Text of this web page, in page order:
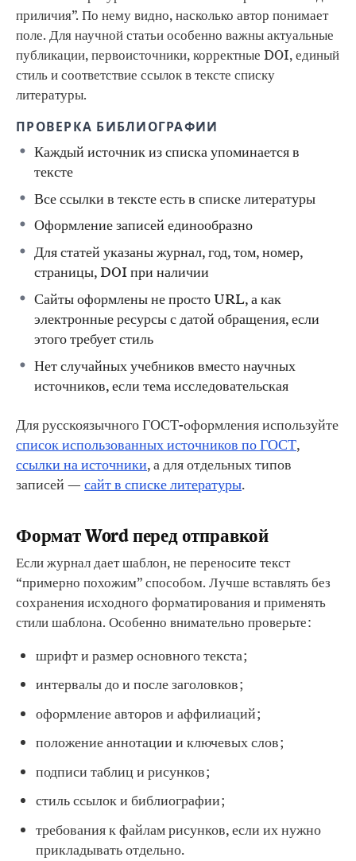
приличия”. По нему видно, насколько автор понимает
поле. Для научной статьи особенно важны актуальные
публикации, первоисточники, корректные DOI, единый
стиль и соответствие ссылок в тексте списку
литературы.
ПРОВЕРКА БИБЛИОГРАФИИ
Каждый источник из списка упоминается в
тексте
Все ссылки в тексте есть в списке литературы
Оформление записей единообразно
Для статей указаны журнал, год, том, номер,
страницы, DOI при наличии
Сайты оформлены не просто URL, а как
электронные ресурсы с датой обращения, если
этого требует стиль
Нет случайных учебников вместо научных
источников, если тема исследовательская
Для русскоязычного ГОСТ-оформления используйте
список использованных источников по ГОСТ,
ссылки на источники, а для отдельных типов
записей — сайт в списке литературы.
Формат Word перед отправкой
Если журнал дает шаблон, не переносите текст
“примерно похожим” способом. Лучше вставлять без
сохранения исходного форматирования и применять
стили шаблона. Особенно внимательно проверьте:
шрифт и размер основного текста;
интервалы до и после заголовков;
оформление авторов и аффилиаций;
положение аннотации и ключевых слов;
подписи таблиц и рисунков;
стиль ссылок и библиографии;
требования к файлам рисунков, если их нужно
прикладывать отдельно.